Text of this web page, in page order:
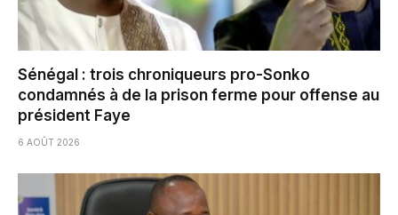
Sénégal : trois chroniqueurs pro-Sonko
condamnés à de la prison ferme pour offense au
président Faye
6 AOÛT 2026